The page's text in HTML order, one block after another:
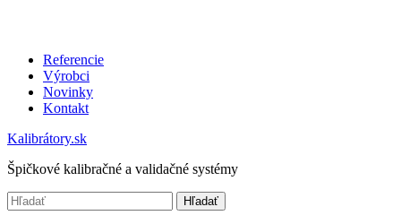
Referencie
Výrobci
Novinky
Kontakt
Kalibrátory.sk
Špičkové kalibračné a validačné systémy
Hľadať